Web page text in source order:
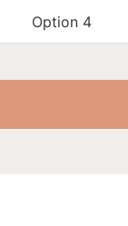
Option 4